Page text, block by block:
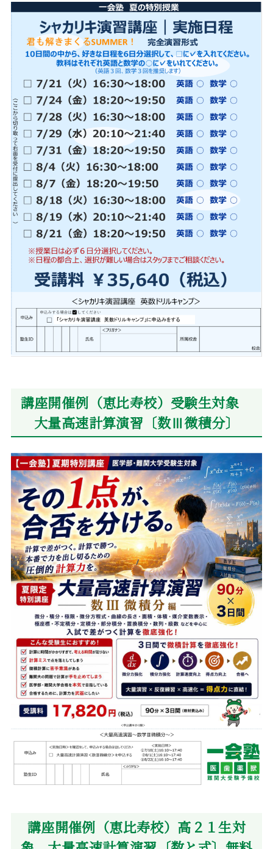
講座開催例（恵比寿校）受験生対象
大量高速計算演習〔数Ⅲ微積分〕
講座開催例（恵比寿校）高２１生対